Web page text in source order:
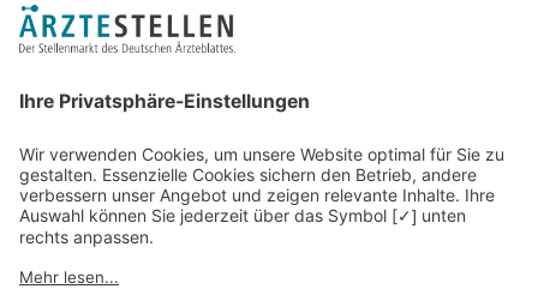
Recruiting-Podcast
Kontakt
Datenschutz
Newsletter